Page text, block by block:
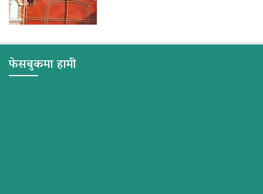
फेसबुकमा हामी